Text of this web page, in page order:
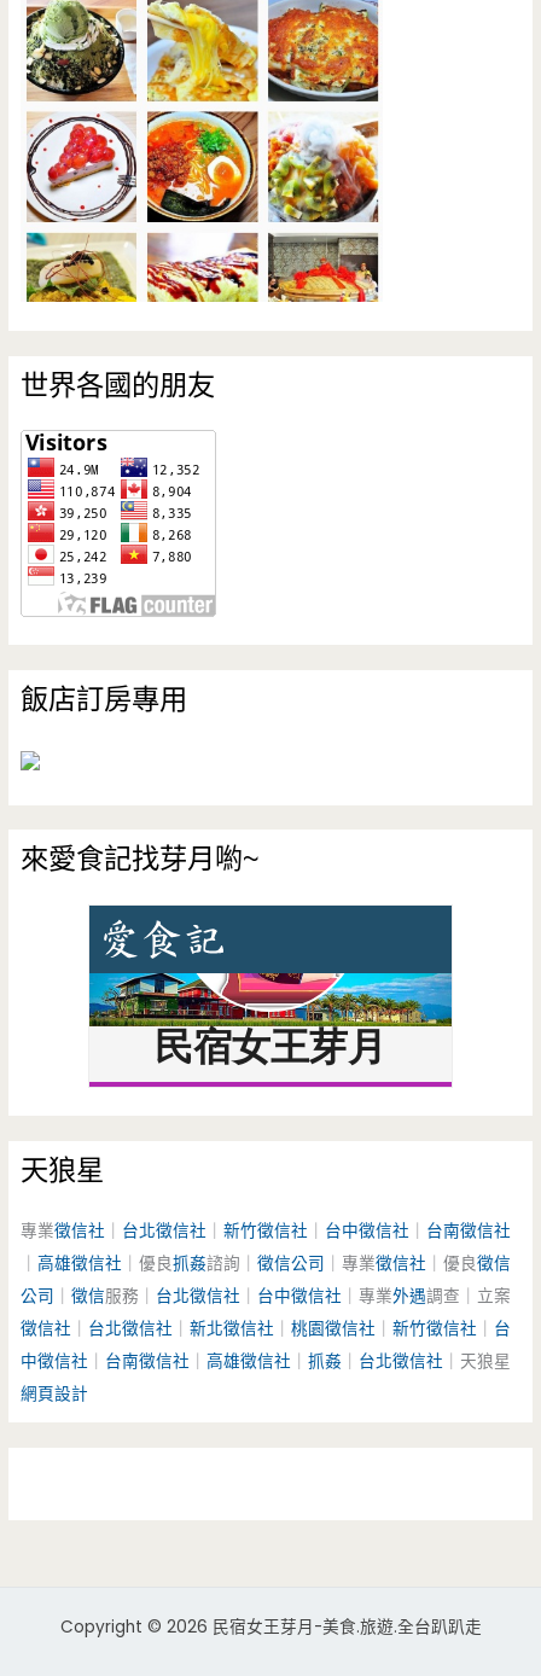
世界各國的朋友
飯店訂房專用
來愛食記找芽月喲~
天狼星
專業徵信社 台北徵信社 ｜新竹徵信社 台中徵信社
台南徵信社
｜高雄徵信社 ｜優良抓姦諮詢｜徵信公司 ｜專業徵信社 ｜優良徵信
公司 ｜徵信服務｜ 台北徵信社 台中徵信社 ｜專業外遇調查｜立案
徵信社
台北徵信社 ｜新北徵信社 ｜桃園徵信社 ｜新竹徵信社
台
中徵信社
台南徵信社 ｜高雄徵信社 ｜抓姦 台北徵信社 ｜天狼星
網頁設計
Copyright © 2026 民宿女王芽月-美食.旅遊.全台趴趴走